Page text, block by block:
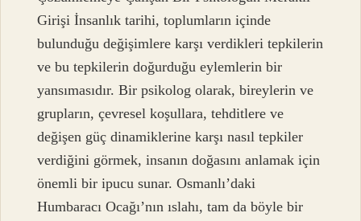
Girişi İnsanlık tarihi, toplumların içinde
bulunduğu değişimlere karşı verdikleri tepkilerin
ve bu tepkilerin doğurduğu eylemlerin bir
yansımasıdır. Bir psikolog olarak, bireylerin ve
grupların, çevresel koşullara, tehditlere ve
değişen güç dinamiklerine karşı nasıl tepkiler
verdiğini görmek, insanın doğasını anlamak için
önemli bir ipucu sunar. Osmanlı’daki
Humbaracı Ocağı’nın ıslahı, tam da böyle bir